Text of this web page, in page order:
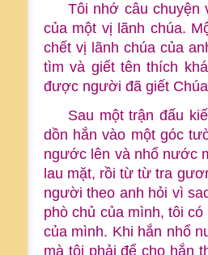
Tôi nhớ câu chuyện
của một vị lãnh chúa.
chết vị lãnh chúa của
tìm và giết tên thích
được người đã giết
Sau một trận đấu
dồn hắn vào một góc
ngước lên và nhổ nước
lau mặt, rồi từ từ tra
người theo anh hỏi vì
phò chủ của mình, tôi
của mình. Khi hắn nhổ
mà tôi phải để cho hắn